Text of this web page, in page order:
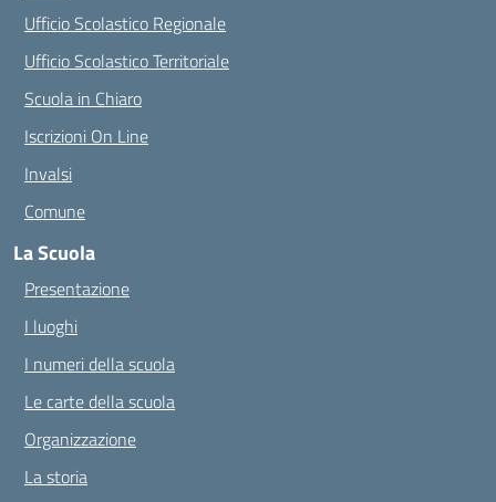
Ufficio Scolastico Regionale
Ufficio Scolastico Territoriale
Scuola in Chiaro
Iscrizioni On Line
Invalsi
Comune
La Scuola
Presentazione
I luoghi
I numeri della scuola
Le carte della scuola
Organizzazione
La storia